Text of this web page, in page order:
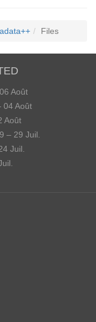
Files
Août
04 Août
Août
– 29 Juil.
Juil.